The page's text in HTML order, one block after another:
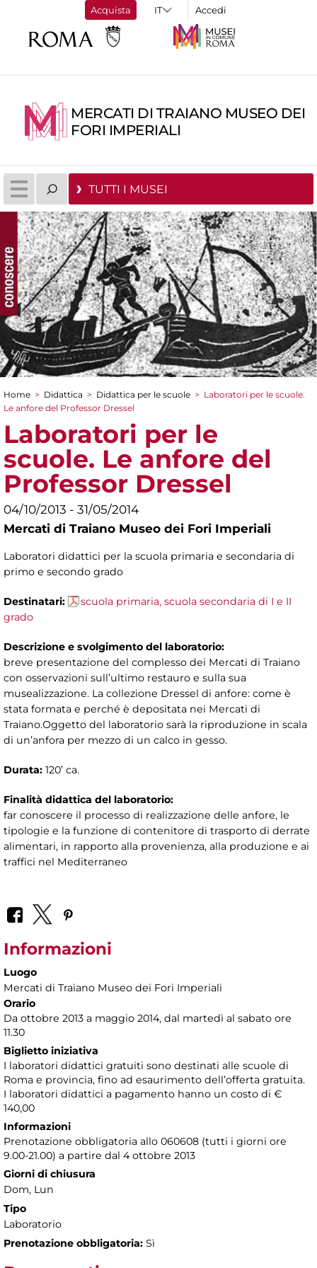
Acquista Accedi
MERCATI DI TRAIANO MUSEO DEI
FORI IMPERIALI
TUTTI I MUSEI
Tu sei qui
Home > Didattica > Didattica per le scuole > Laboratori per le scuole.
Le anfore del Professor Dressel
Laboratori per le
scuole. Le anfore del
Professor Dressel
04/10/2013 - 31/05/2014
Mercati di Traiano Museo dei Fori Imperiali
Laboratori didattici per la scuola primaria e secondaria di
primo e secondo grado
Destinatari:
scuola primaria, scuola secondaria di I e II
grado
Descrizione e svolgimento del laboratorio:
breve presentazione del complesso dei Mercati di Traiano
con osservazioni sull’ultimo restauro e sulla sua
musealizzazione. La collezione Dressel di anfore: come è
stata formata e perché è depositata nei Mercati di
Traiano.Oggetto del laboratorio sarà la riproduzione in scala
di un’anfora per mezzo di un calco in gesso.
Durata: 120’ ca.
Finalità didattica del laboratorio:
far conoscere il processo di realizzazione delle anfore, le
tipologie e la funzione di contenitore di trasporto di derrate
alimentari, in rapporto alla provenienza, alla produzione e ai
traffici nel Mediterraneo
Informazioni
Luogo
Mercati di Traiano Museo dei Fori Imperiali
Orario
Da ottobre 2013 a maggio 2014, dal martedì al sabato ore
11.30
Biglietto iniziativa
I laboratori didattici gratuiti sono destinati alle scuole di
Roma e provincia, fino ad esaurimento dell’offerta gratuita.
I laboratori didattici a pagamento hanno un costo di €
140,00
Informazioni
Prenotazione obbligatoria allo 060608 (tutti i giorni ore
9.00-21.00) a partire dal 4 ottobre 2013
Giorni di chiusura
Dom, Lun
Tipo
Laboratorio
Prenotazione obbligatoria: Sì